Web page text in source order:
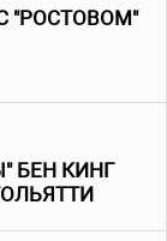
"РОСТОВОМ"
БЕН КИНГ